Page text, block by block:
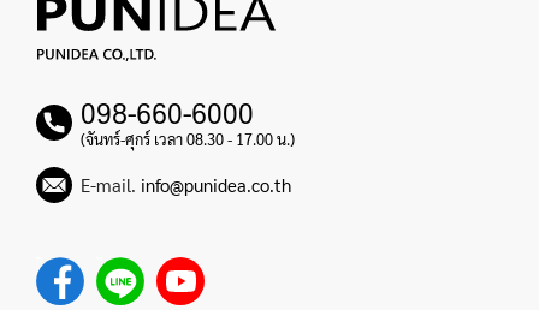
098-660-6000
(จันทร์-ศุกร์ เวลา 08.30 - 17.00 น.)
E-mail. info@punidea.co.th